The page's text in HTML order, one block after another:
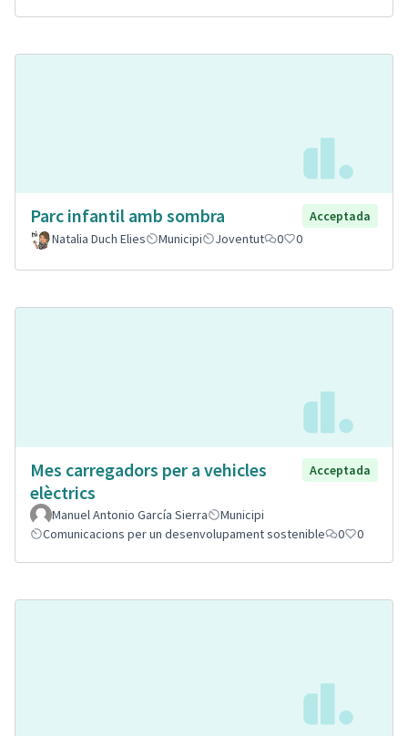
Parc infantil amb sombra
Acceptada
Natalia Duch Elies
Municipi Joventut 0 0
Mes carregadors per a vehicles
elèctrics
Acceptada
Manuel Antonio García Sierra
Municipi
Comunicacions per un desenvolupament sostenible
0 0